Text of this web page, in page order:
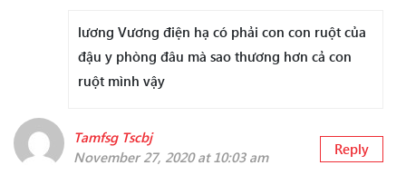
lương Vương điện hạ có phải con con ruột của
đậu y phòng đâu mà sao thương hơn cả con
ruột mình vậy
Tamfsg Tscbj
November 27, 2020 at 10:03 am
Reply